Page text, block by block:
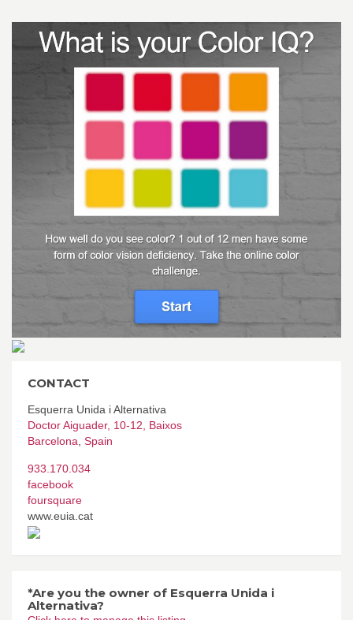
CONTACT
Esquerra Unida i Alternativa
Doctor Aiguader, 10-12, Baixos
Barcelona Spain
933.170.034
facebook
foursquare
www.euia.cat
*Are you the owner of Esquerra Unida i
Alternativa?